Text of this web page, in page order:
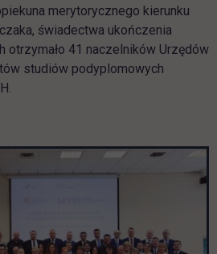
merytorycznego kierunku
świadectwa ukończenia
otrzymało 41 naczelników Urzędów
studiów podyplomowych